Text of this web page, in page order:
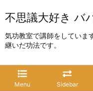
不思議大好き バ
気功教室で講師をしていま
継いだ功法です。
Menu Sidebar